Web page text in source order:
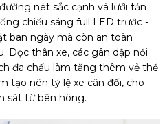
nét sắc cạnh và lưới tản
chiếu sáng full LED trước -
ban ngày mà còn an toàn
Dọc thân xe, các gân dập nổi
đa chấu làm tăng thêm vẻ thể
tạo nên tỷ lệ xe cân đối, cho
sát từ bên hông.